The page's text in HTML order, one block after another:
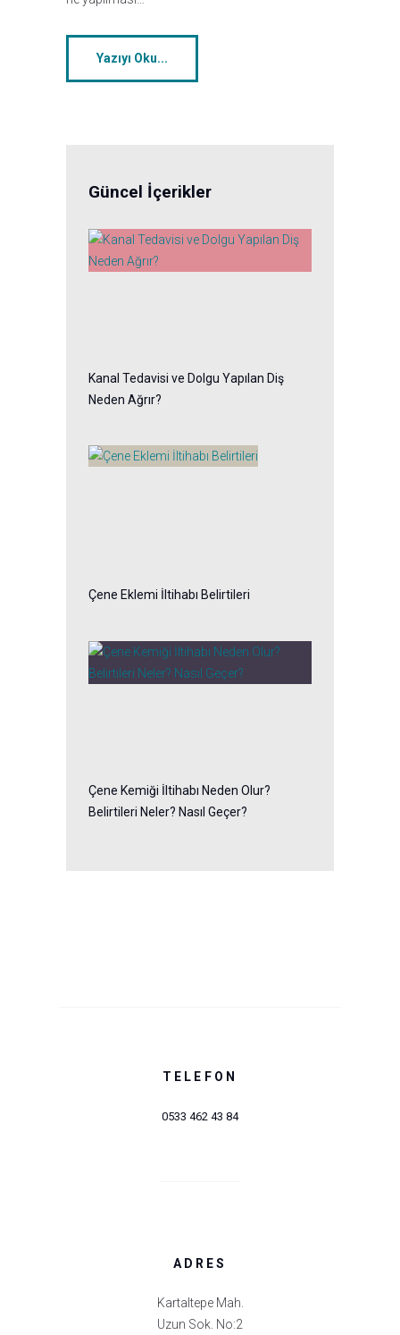
Yazıyı Oku...
Güncel İçerikler
Kanal Tedavisi ve Dolgu Yapılan Diş
Neden Ağrır?
Çene Eklemi İltihabı Belirtileri
Çene Kemiği İltihabı Neden Olur?
Belirtileri Neler? Nasıl Geçer?
TELEFON
0533 462 43 84
ADRES
Kartaltepe Mah.
Uzun Sok. No:2